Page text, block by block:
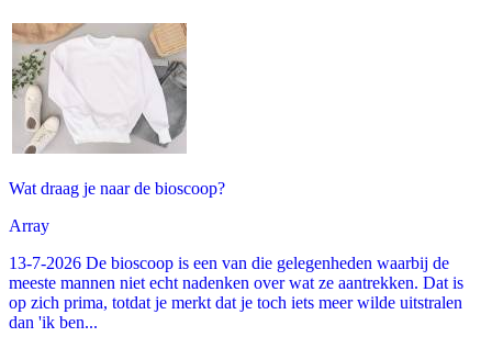
Wat draag je naar de bioscoop?
Array
13-7-2026 De bioscoop is een van die gelegenheden waarbij de
meeste mannen niet echt nadenken over wat ze aantrekken. Dat is
op zich prima, totdat je merkt dat je toch iets meer wilde uitstralen
dan 'ik ben...